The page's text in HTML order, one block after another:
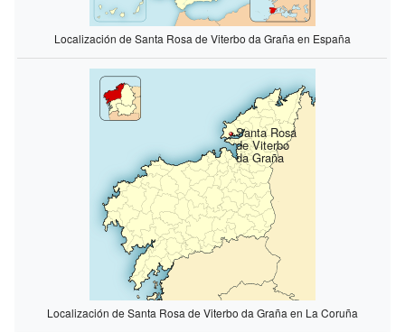
Localización de Santa Rosa de Viterbo da Graña en España
Santa Rosa
de Viterbo
da Graña
Localización de Santa Rosa de Viterbo da Graña en La Coruña